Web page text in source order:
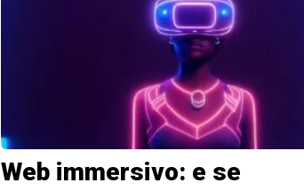
Web immersivo: e se